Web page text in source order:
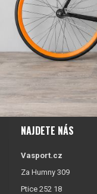
NAJDETE NÁS
Vasport.cz
Za Humny 309
Ptice 252 18